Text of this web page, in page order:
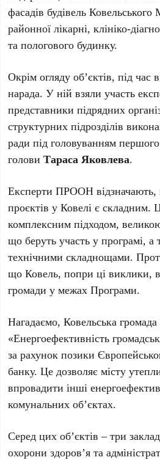
фасадів будівель
районної лікарні, клініко-
та пологового будинку.
Окрім огляду об’єктів, під час
нарада. У ній взяли участь
представники підрядних
структурних підрозділів
ради під головуванням
головиТараса Яковлева.
Експерти ПРООН відзначають,
проєктів у Ковелі є складним.
комплексним підходом,
що беруть участь у програмі,
технічними складнощами.
що Ковель, попри ці виклики,
громади у межах Програми.
Нагадаємо, Ковельська громада
«Енергоефективність
за рахунок позики
банку. Це дозволяє місту
впровадити інші
комунальних об’єктах.
Серед цих об’єктів – три
охорони здоров’я та